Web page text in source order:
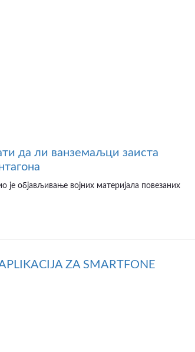
да ли ванземаљци заиста
је објављивање војних материјала повезаних
ZA SMARTFONE